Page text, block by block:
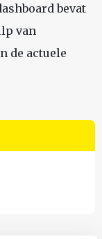
bevat
van
de actuele